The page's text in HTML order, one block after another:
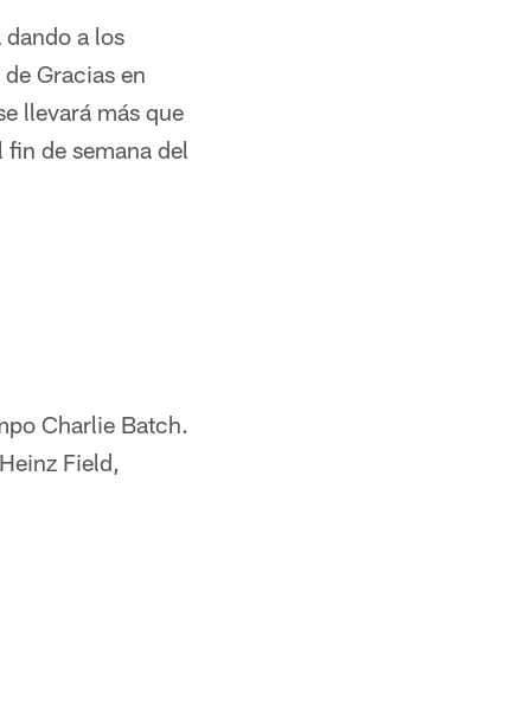
a los
Gracias en
llevará más que
de semana del
Charlie Batch.
Field,